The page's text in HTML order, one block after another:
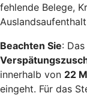
fehlende Belege,
Beachten Sie: Das
innerhalb von 22
eingeht. Für das